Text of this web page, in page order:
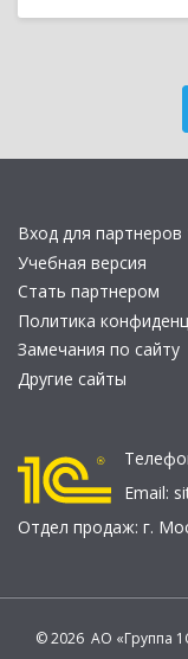
Вход для партнеров
Учебная версия
Стать партнером
Политика
Замечания по сайту
Другие сайты
Email:
Отдел продаж: г.
© 2026 АО «Группа